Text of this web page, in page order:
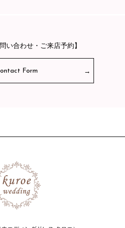
い合わせ・ご来店予約】
Form